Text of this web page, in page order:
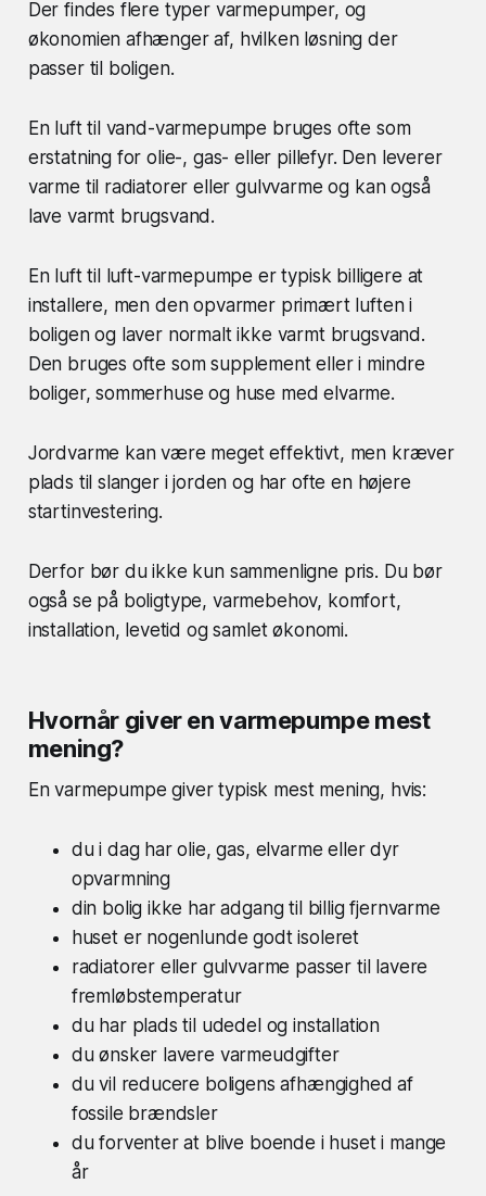
Der findes flere typer varmepumper, og
økonomien afhænger af, hvilken løsning der
passer til boligen.
En luft til vand-varmepumpe bruges ofte som
erstatning for olie-, gas- eller pillefyr. Den leverer
varme til radiatorer eller gulvvarme og kan også
lave varmt brugsvand.
En luft til luft-varmepumpe er typisk billigere at
installere, men den opvarmer primært luften i
boligen og laver normalt ikke varmt brugsvand.
Den bruges ofte som supplement eller i mindre
boliger, sommerhuse og huse med elvarme.
Jordvarme kan være meget effektivt, men kræver
plads til slanger i jorden og har ofte en højere
startinvestering.
Derfor bør du ikke kun sammenligne pris. Du bør
også se på boligtype, varmebehov, komfort,
installation, levetid og samlet økonomi.
Hvornår giver en varmepumpe mest
mening?
En varmepumpe giver typisk mest mening, hvis:
du i dag har olie, gas, elvarme eller dyr
opvarmning
din bolig ikke har adgang til billig fjernvarme
huset er nogenlunde godt isoleret
radiatorer eller gulvvarme passer til lavere
fremløbstemperatur
du har plads til udedel og installation
du ønsker lavere varmeudgifter
du vil reducere boligens afhængighed af
fossile brændsler
du forventer at blive boende i huset i mange
år